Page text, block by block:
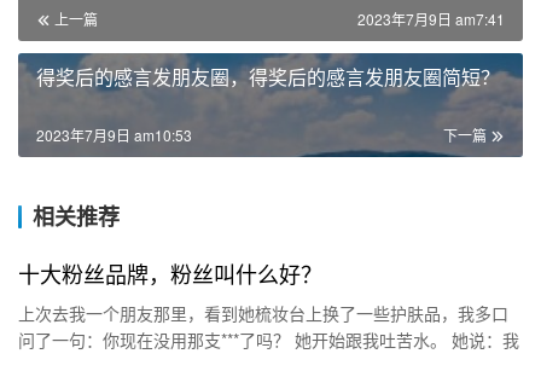
上一篇 2023年7月9日 am7:41
得奖后的感言发朋友圈，得奖后的感言发朋友圈简短？
下一篇
2023年7月9日 am10:53
相关推荐
十大粉丝品牌，粉丝叫什么好？
上次去我一个朋友那里，看到她梳妆台上换了一些护肤品，我多口
问了一句：你现在没用那支***了吗？ 她开始跟我吐苦水。 她说：我